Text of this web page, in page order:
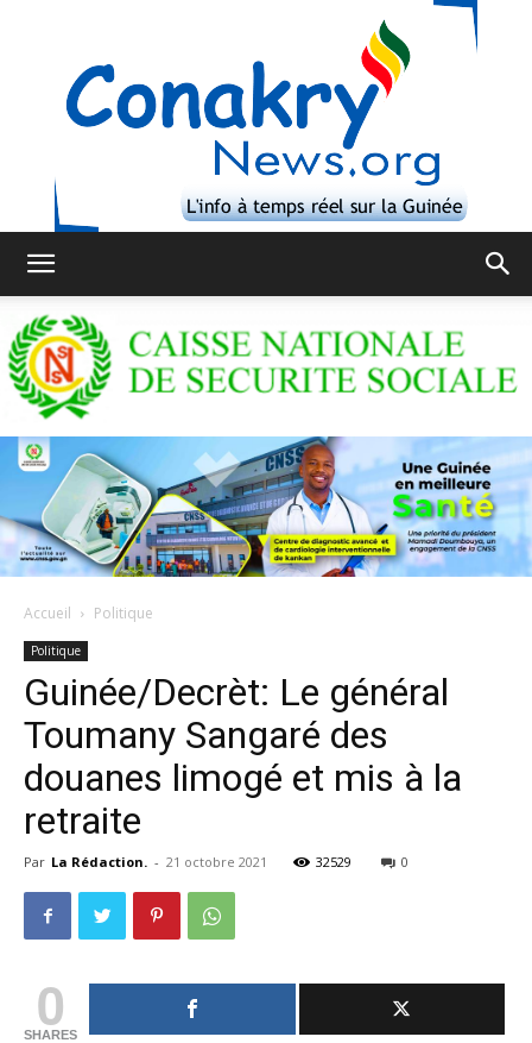
Accueil Politique
Politique
Guinée/Decrèt: Le général
Toumany Sangaré des
douanes limogé et mis à la
retraite
Par La Rédaction. - 21 octobre 2021 32529 0
0
SHARES